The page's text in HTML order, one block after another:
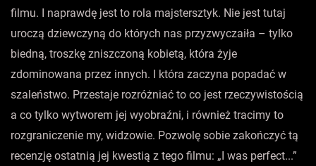
filmu. I naprawdę jest to rola majstersztyk. Nie jest tutaj
uroczą dziewczyną do których nas przyzwyczaiła – tylko
biedną, troszkę zniszczoną kobietą, która żyje
zdominowana przez innych. I która zaczyna popadać w
szaleństwo. Przestaje rozróżniać to co jest rzeczywistością
a co tylko wytworem jej wyobraźni, i również tracimy to
rozgraniczenie my, widzowie. Pozwolę sobie zakończyć tą
recenzję ostatnią jej kwestią z tego filmu: „I was perfect...”